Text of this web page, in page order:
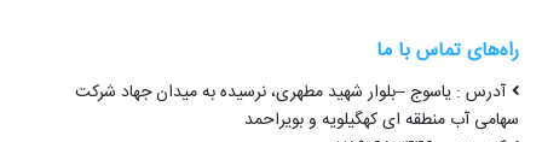
راه‌های تماس با ما
آدرس : یاسوج –بلوار شهید مطهری، نرسیده به میدان جهاد شرکت
سهامی آب منطقه ای کهگیلویه و بویراحمد